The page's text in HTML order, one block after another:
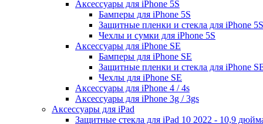
Аксессуары для iPhone 5S
Бамперы для iPhone 5S
Защитные пленки и стекла для iPhone 5S
Чехлы и сумки для iPhone 5S
Аксессуары для iPhone SE
Бамперы для iPhone SE
Защитные пленки и стекла для iPhone
Чехлы для iPhone SE
Аксессуары для iPhone 4 / 4s
Аксессуары для iPhone 3g / 3gs
Аксессуары для iPad
Защитные стекла для iPad 10 2022 - 10,9